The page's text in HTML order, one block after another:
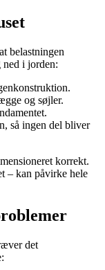
belastningen
ned i jorden:
og søjler.
så ingen del bliver
korrekt.
– kan påvirke hele
det